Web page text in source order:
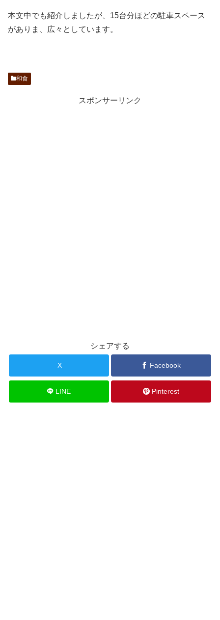
本文中でも紹介しましたが、15台分ほどの駐車スペース
がありま、広々としています。
和食
スポンサーリンク
シェアする
X Facebook
LINE Pinterest